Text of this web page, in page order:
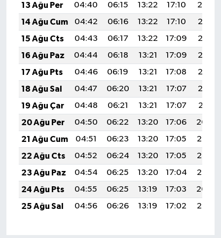
13 Ağu Per
04:40 06:15 13:22 17:10
20:19
14 Ağu Cum
04:42 06:16 13:22 17:10
20:17
15 Ağu Cts
04:43 06:17 13:22 17:09
20:16
16 Ağu Paz
04:44 06:18 13:21 17:09
20:15
17 Ağu Pts
04:46 06:19 13:21 17:08
20:13
18 Ağu Sal
04:47 06:20 13:21 17:07
20:12
19 Ağu Çar
04:48 06:21 13:21 17:07
20:11
20 Ağu Per
04:50 06:22 13:20 17:06
20:09
21 Ağu Cum
04:51 06:23 13:20 17:05
20:08
22 Ağu Cts
04:52 06:24 13:20 17:05
20:06
23 Ağu Paz
04:54 06:25 13:20 17:04
20:05
24 Ağu Pts
04:55 06:25 13:19 17:03
20:04
25 Ağu Sal
04:56 06:26 13:19 17:02 20:02